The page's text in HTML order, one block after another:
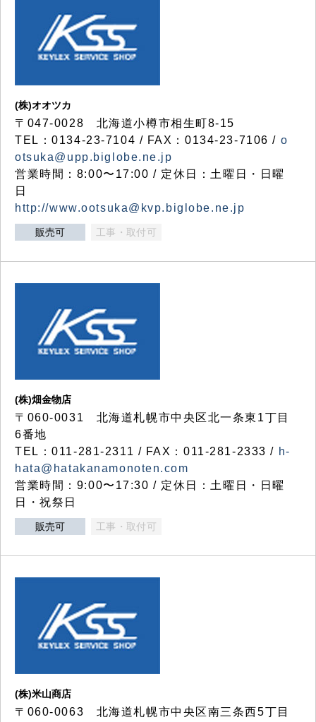
(株)オオツカ
〒047-0028 北海道小樽市相生町8-15
TEL：0134-23-7104 / FAX：0134-23-7106 / o
otsuka@upp.biglobe.ne.jp
営業時間：8:00〜17:00 / 定休日：土曜日・日曜
日
http://www.ootsuka@kvp.biglobe.ne.jp
販売可 工事・取付可
(株)畑金物店
〒060-0031 北海道札幌市中央区北一条東1丁目
6番地
TEL：011-281-2311 / FAX：011-281-2333 / h-
hata@hatakanamonoten.com
営業時間：9:00〜17:30 / 定休日：土曜日・日曜
日・祝祭日
販売可 工事・取付可
(株)米山商店
〒060-0063 北海道札幌市中央区南三条西5丁目